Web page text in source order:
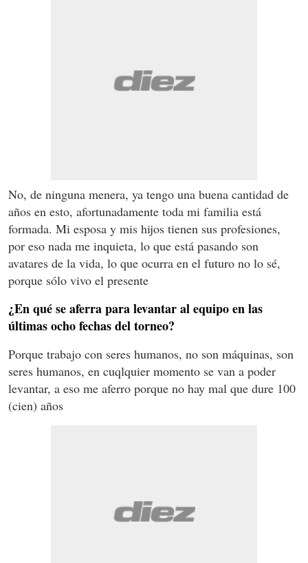
No, de ninguna menera, ya tengo una buena cantidad de
años en esto, afortunadamente toda mi familia está
formada. Mi esposa y mis hijos tienen sus profesiones,
por eso nada me inquieta, lo que está pasando son
avatares de la vida, lo que ocurra en el futuro no lo sé,
porque sólo vivo el presente
¿En qué se aferra para levantar al equipo en las
últimas ocho fechas del torneo?
Porque trabajo con seres humanos, no son máquinas, son
seres humanos, en cuqlquier momento se van a poder
levantar, a eso me aferro porque no hay mal que dure 100
(cien) años